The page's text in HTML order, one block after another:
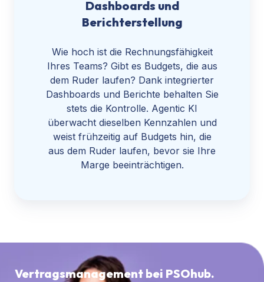
Dashboards und
Berichterstellung
Wie hoch ist die Rechnungsfähigkeit
Ihres Teams? Gibt es Budgets, die aus
dem Ruder laufen? Dank integrierter
Dashboards und Berichte behalten Sie
stets die Kontrolle. Agentic KI
überwacht dieselben Kennzahlen und
weist frühzeitig auf Budgets hin, die
aus dem Ruder laufen, bevor sie Ihre
Marge beeinträchtigen.
Vertragsmanagement bei PSOhub.